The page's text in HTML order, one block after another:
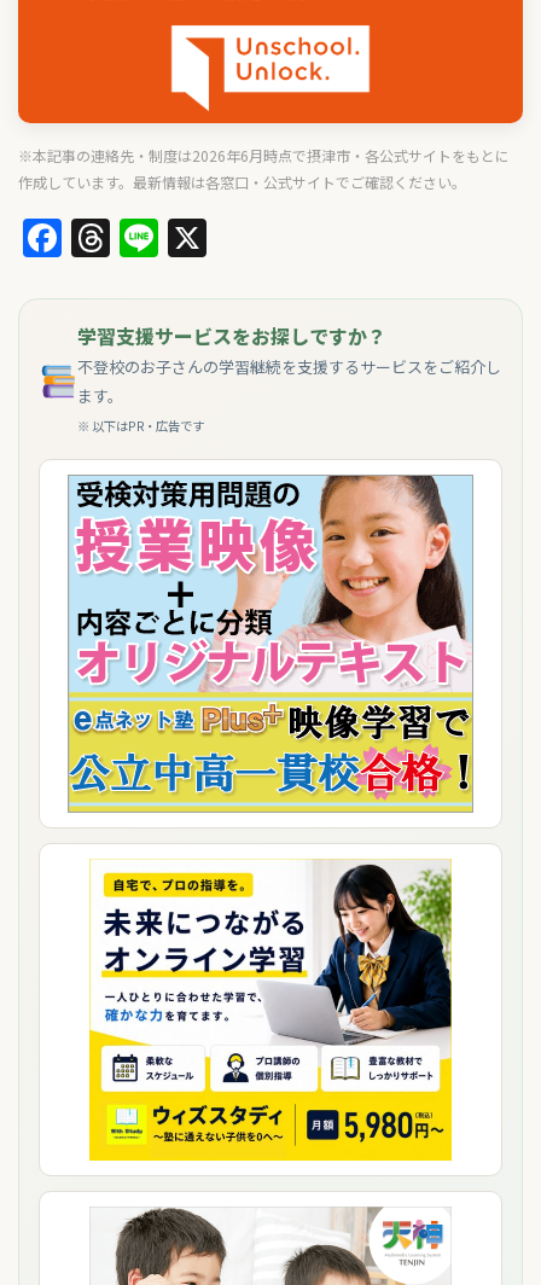
※本記事の連絡先・制度は2026年6月時点で摂津市・各公式サイトをもとに
作成しています。最新情報は各窓口・公式サイトでご確認ください。
Facebook
Threads
Line
学習支援サービスをお探しですか？
不登校のお子さんの学習継続を支援するサービスをご紹介し
ます。
※ 以下はPR・広告です